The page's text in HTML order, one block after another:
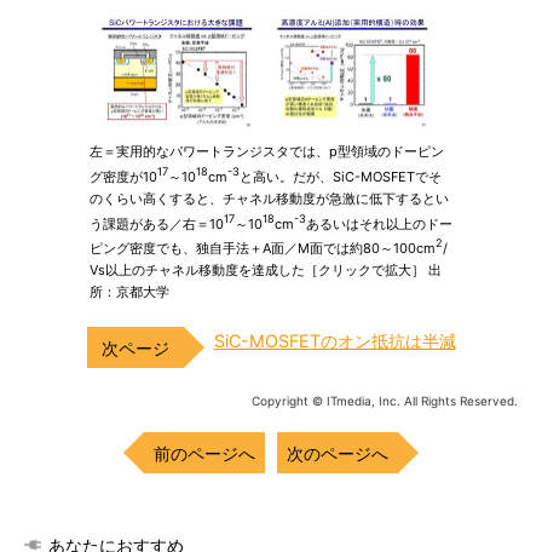
左＝実用的なパワートランジスタでは、p型領域のドーピン
グ密度が1017～1018cm-3 と高い。だが、SiC-MOSFETでそ
のくらい高くすると、チャネル移動度が急激に低下するとい
う課題がある／右＝1017～1018cm-3あるいはそれ以上のドー
ピング密度でも、独自手法＋A面／M面では約80～100cm2/
Vs以上のチャネル移動度を達成した［クリックで拡大］ 出
所：京都大学
SiC-MOSFETのオン抵抗は半減
Copyright © ITmedia, Inc. All Rights Reserved.
前のページへ 次のページへ
あなたにおすすめ